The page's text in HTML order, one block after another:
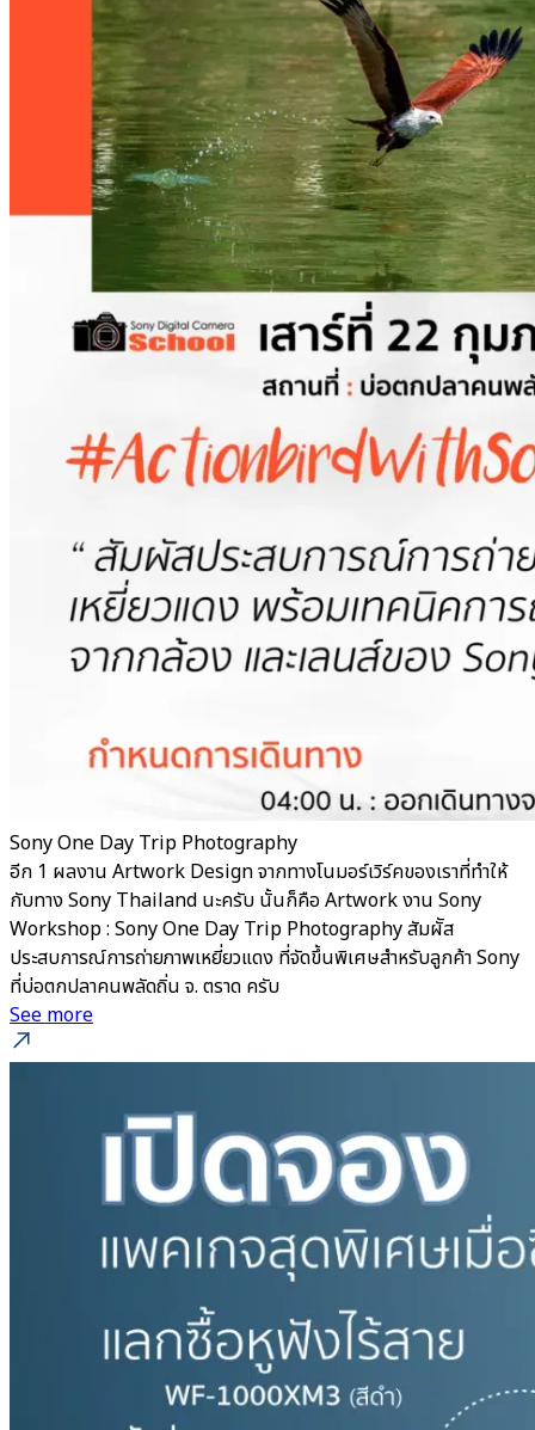
Sony One Day Trip Photography
อีก 1 ผลงาน Artwork Design จากทางโนมอร์เวิร์คของเราที่ทำให้
กับทาง Sony Thailand นะครับ นั้นก็คือ Artwork งาน Sony
Workshop : Sony One Day Trip Photography สัมผััส
ประสบการณ์การถ่ายภาพเหยี่ยวแดง ที่จัดขึ้นพิเศษสำหรับลูกค้า Sony
ที่บ่อตกปลาคนพลัดถิ่น จ. ตราด ครับ
See more